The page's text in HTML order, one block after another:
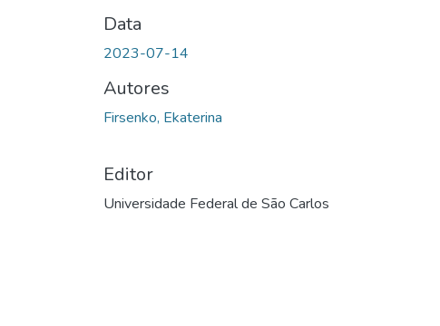
Data
2023-07-14
Autores
Firsenko, Ekaterina
Editor
Universidade Federal de São Carlos